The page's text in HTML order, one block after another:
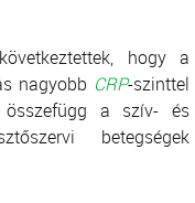
hogy a
nagyobb CRP-szinttel
a szív- és
betegségek